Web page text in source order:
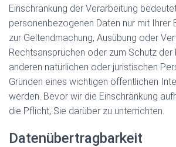
Einschränkung der Verarbeitung
personenbezogenen Daten nur mit Ihrer
zur Geltendmachung, Ausübung oder
Rechtsansprüchen oder zum Schutz der
anderen natürlichen oder juristischen
Gründen eines wichtigen öffentlichen
werden. Bevor wir die Einschränkung
die Pflicht, Sie darüber zu unterrichten.
Datenübertragbarkeit